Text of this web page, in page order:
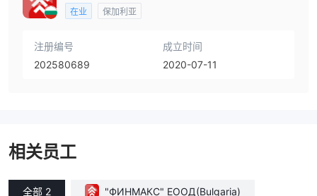
在业 保加利亚
注册编号
202580689
成立时间
2020-07-11
相关员工
全部 2 "ФИНМАКС" ЕООД(Bulgaria)